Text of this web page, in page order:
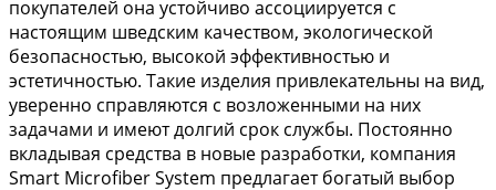
покупателей она устойчиво ассоциируется с
настоящим шведским качеством, экологической
безопасностью, высокой эффективностью и
эстетичностью. Такие изделия привлекательны на вид,
уверенно справляются с возложенными на них
задачами и имеют долгий срок службы. Постоянно
вкладывая средства в новые разработки, компания
Smart Microfiber System предлагает богатый выбор